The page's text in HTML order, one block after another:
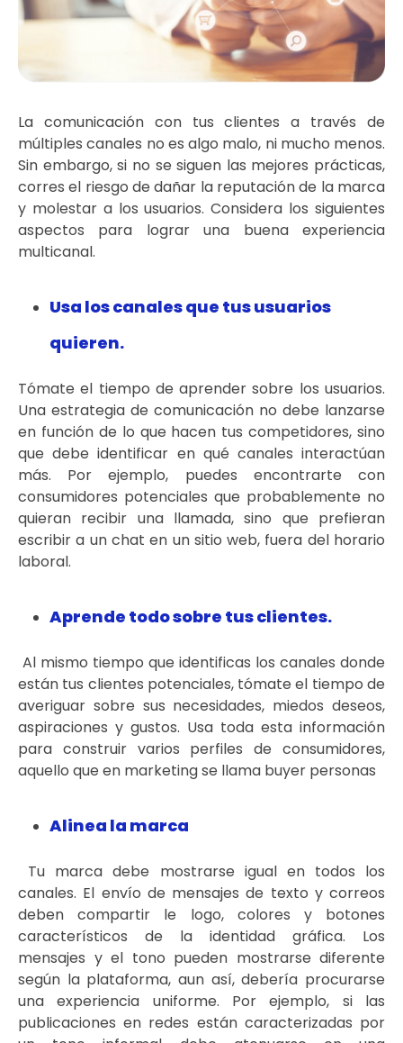
La comunicación con tus clientes a través de
múltiples canales no es algo malo, ni mucho menos.
Sin embargo, si no se siguen las mejores prácticas,
corres el riesgo de dañar la reputación de la marca
y molestar a los usuarios. Considera los siguientes
aspectos para lograr una buena experiencia
multicanal.
Usa los canales que tus usuarios
quieren.
Tómate el tiempo de aprender sobre los usuarios.
Una estrategia de comunicación no debe lanzarse
en función de lo que hacen tus competidores, sino
que debe identificar en qué canales interactúan
más. Por ejemplo, puedes encontrarte con
consumidores potenciales que probablemente no
quieran recibir una llamada, sino que prefieran
escribir a un chat en un sitio web, fuera del horario
laboral.
Aprende todo sobre tus clientes.
Al mismo tiempo que identificas los canales donde
están tus clientes potenciales, tómate el tiempo de
averiguar sobre sus necesidades, miedos deseos,
aspiraciones y gustos. Usa toda esta información
para construir varios perfiles de consumidores,
aquello que en marketing se llama buyer personas
Alinea la marca
Tu marca debe mostrarse igual en todos los
canales. El envío de mensajes de texto y correos
deben compartir le logo, colores y botones
característicos de la identidad gráfica. Los
mensajes y el tono pueden mostrarse diferente
según la plataforma, aun así, debería procurarse
una experiencia uniforme. Por ejemplo, si las
publicaciones en redes están caracterizadas por